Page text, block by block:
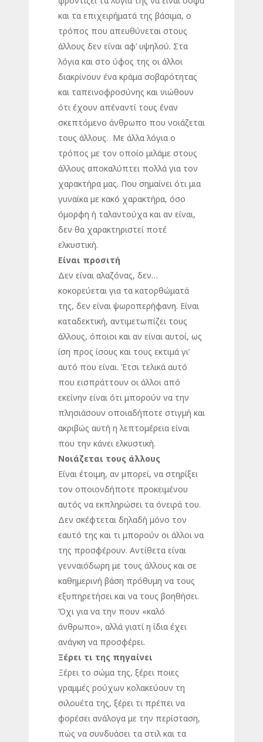
και τα επιχειρήματά της βάσιμα, ο
τρόπος που απευθύνεται στους
άλλους δεν είναι αφ’ υψηλού. Στα
λόγια και στο ύφος της οι άλλοι
διακρίνουν ένα κράμα σοβαρότητας
και ταπεινοφροσύνης και νιώθουν
ότι έχουν απέναντί τους έναν
σκεπτόμενο άνθρωπο που νοιάζεται
τους άλλους. Με άλλα λόγια ο
τρόπος με τον οποίο μιλάμε στους
άλλους αποκαλύπτει πολλά για τον
χαρακτήρα μας. Που σημαίνει ότι μια
γυναίκα με κακό χαρακτήρα, όσο
όμορφη ή ταλαντούχα και αν είναι,
δεν θα χαρακτηριστεί ποτέ
ελκυστική.
Είναι προσιτή
Δεν είναι αλαζόνας, δεν…
κοκορεύεται για τα κατορθώματά
της, δεν είναι ψωροπερήφανη. Είναι
καταδεκτική, αντιμετωπίζει τους
άλλους, όποιοι και αν είναι αυτοί, ως
ίση προς ίσους και τους εκτιμά γι’
αυτό που είναι. Έτσι τελικά αυτό
που εισπράττουν οι άλλοι από
εκείνην είναι ότι μπορούν να την
πλησιάσουν οποιαδήποτε στιγμή και
ακριβώς αυτή η λεπτομέρεια είναι
που την κάνει ελκυστική.
Νοιάζεται τους άλλους
Είναι έτοιμη, αν μπορεί, να στηρίξει
τον οποιονδήποτε προκειμένου
αυτός να εκπληρώσει τα όνειρά του.
Δεν σκέφτεται δηλαδή μόνο τον
εαυτό της και τι μπορούν οι άλλοι να
της προσφέρουν. Αντίθετα είναι
γενναιόδωρη με τους άλλους και σε
καθημερινή βάση πρόθυμη να τους
εξυπηρετήσει και να τους βοηθήσει.
Όχι για να την πουν «καλό
άνθρωπο», αλλά γιατί η ίδια έχει
ανάγκη να προσφέρει.
Ξέρει τι της πηγαίνει
Ξέρει το σώμα της, ξέρει ποιες
γραμμές ρούχων κολακεύουν τη
σιλουέτα της, ξέρει τι πρέπει να
φορέσει ανάλογα με την περίσταση,
πώς να συνδυάσει τα στιλ και τα